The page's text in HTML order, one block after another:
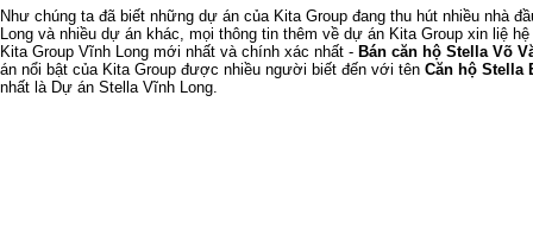
Như chúng ta đã biết những dự án của Kita Group đang thu hút nhiều nhà
Long và nhiều dự án khác, mọi thông tin thêm về dự án Kita Group xin liệ hệ
Kita Group Vĩnh Long mới nhất và chính xác nhất - Bán căn hộ Stella Võ
án nổi bật của Kita Group được nhiều người biết đến với tên Căn hộ Stella
nhất là Dự án Stella Vĩnh Long